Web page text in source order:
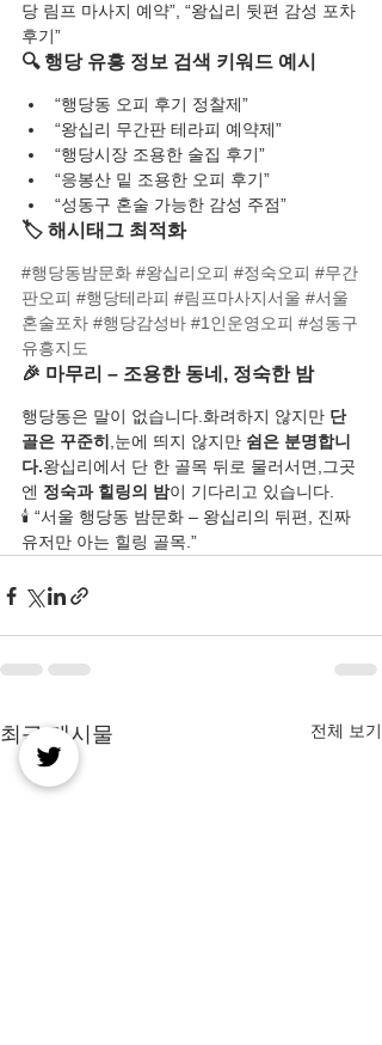
당 림프 마사지 예약”, “왕십리 뒷편 감성 포차
후기”
🔍 행당 유흥 정보 검색 키워드 예시
“행당동 오피 후기 정찰제”
“왕십리 무간판 테라피 예약제”
“행당시장 조용한 술집 후기”
“응봉산 밑 조용한 오피 후기”
“성동구 혼술 가능한 감성 주점”
🏷️ 해시태그 최적화
#행당동밤문화 #왕십리오피 #정숙오피 #무간
판오피 #행당테라피 #림프마사지서울 #서울
혼술포차 #행당감성바 #1인운영오피 #성동구
유흥지도
🎉 마무리 – 조용한 동네, 정숙한 밤
행당동은 말이 없습니다.화려하지 않지만 단
골은 꾸준히 ,눈에 띄지 않지만 쉼은 분명합니
다.왕십리에서 단 한 골목 뒤로 물러서면,그곳
엔 정숙과 힐링의 밤이 기다리고 있습니다.
🕯️ “서울 행당동 밤문화 – 왕십리의 뒤편, 진짜
유저만 아는 힐링 골목.”
최근 게시물 전체 보기